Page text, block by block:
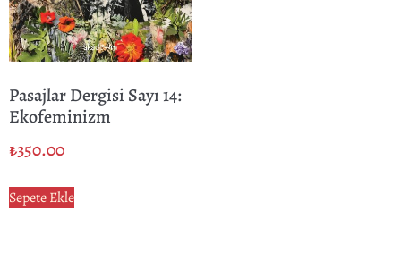
Pasajlar Dergisi Sayı 14:
Ekofeminizm
₺350.00
Sepete Ekle